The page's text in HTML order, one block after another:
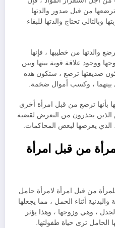
من قبل صدور والدتها
وبالتالي تحتاج والدتها للبقاء
والدتها من خطيبها ، فإنها
ووجود علاقة قوية بينها وبين
صديقتها ترضع ، ستكون هذه
بينهما ، وكسب أموال ضخمة.
بأنها ترضع من قبل امرأة أخرى
يحذرون من التعرض لقضية
الذي يعرضها لبعض المحاكمات.
من قبل امرأة
من قبل امرأة لامرأة حامل
أثناء الحمل ، مما يجعلها
، وهي وزوجها ، وهذا يؤثر
الحامل ترى حياة طفولتها.